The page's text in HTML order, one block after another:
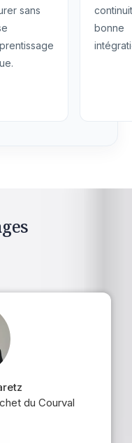
sans
bonne
du Courval